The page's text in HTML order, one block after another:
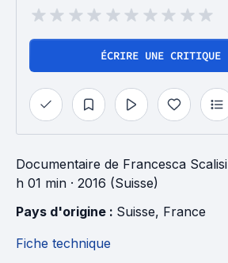
ÉCRIRE UNE CRITIQUE
Documentaire de Francesca Scalisi
h 01 min · 2016 (Suisse)
Pays d'origine : Suisse, France
Fiche technique